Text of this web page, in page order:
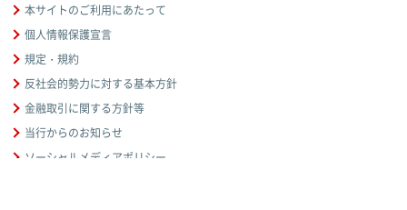
本サイトのご利用にあたって
個人情報保護宣言
規定・規約
反社会的勢力に対する基本方針
金融取引に関する方針等
当行からのお知らせ
ソーシャルメディアポリシー